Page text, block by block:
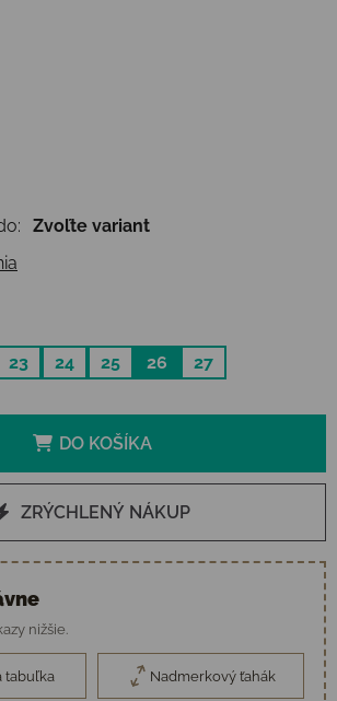
Zvoľte variant
23 24 25 26 27
DO KOŠÍKA
ZRÝCHLENÝ NÁKUP
nižšie.
tabuľka Nadmerkový ťahák